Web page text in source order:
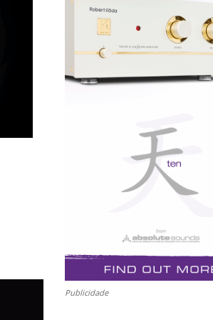
Publicidade